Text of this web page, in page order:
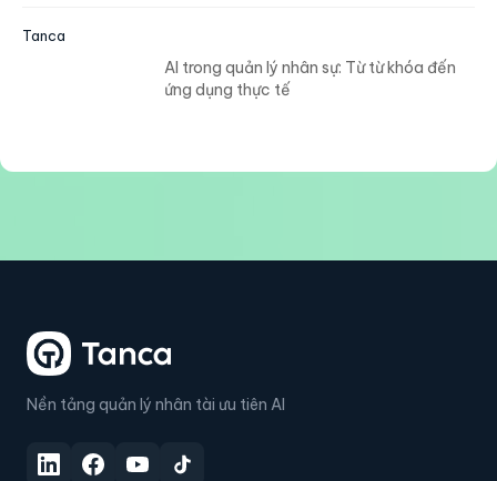
ứng dụng thực tế
Nền tảng quản lý nhân tài ưu tiên AI